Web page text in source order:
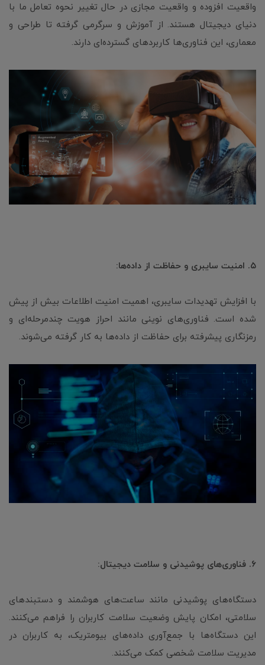
واقعیت افزوده و واقعیت مجازی در حال تغییر نحوه تعامل ما با
دنیای دیجیتال هستند. از آموزش و سرگرمی گرفته تا طراحی و
معماری، این فناوری‌ها کاربردهای گسترده‌ای دارند.
۵. امنیت سایبری و حفاظت از داده‌ها:
با افزایش تهدیدات سایبری، اهمیت امنیت اطلاعات بیش از پیش
شده است. فناوری‌های نوینی مانند احراز هویت چندمرحله‌ای و
رمزنگاری پیشرفته برای حفاظت از داده‌ها به کار گرفته می‌شوند.
۶. فناوری‌های پوشیدنی و سلامت دیجیتال:
دستگاه‌های پوشیدنی مانند ساعت‌های هوشمند و دستبندهای
سلامتی، امکان پایش وضعیت سلامت کاربران را فراهم می‌کنند.
این دستگاه‌ها با جمع‌آوری داده‌های بیومتریک، به کاربران در
مدیریت سلامت شخصی کمک می‌کنند.